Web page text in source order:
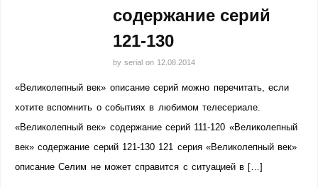
содержание серий
121-130
by serial on 12.08.2014
«Великолепный век» описание серий можно перечитать, если
хотите вспомнить о событиях в любимом телесериале.
«Великолепный век» содержание серий 111-120 «Великолепный
век» содержание серий 121-130 121 серия «Великолепный век»
описание Селим не может справится с ситуацией в […]